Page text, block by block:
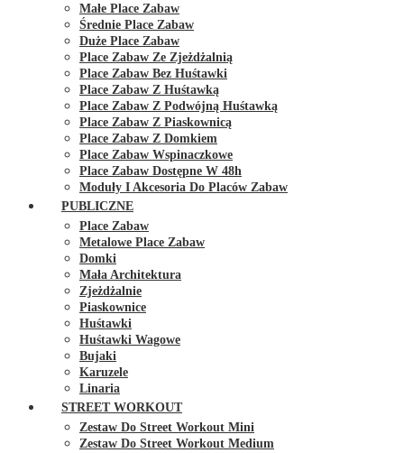
Małe Place Zabaw
Średnie Place Zabaw
Duże Place Zabaw
Place Zabaw Ze Zjeżdżalnią
Place Zabaw Bez Huśtawki
Place Zabaw Z Huśtawką
Place Zabaw Z Podwójną Huśtawką
Place Zabaw Z Piaskownicą
Place Zabaw Z Domkiem
Place Zabaw Wspinaczkowe
Place Zabaw Dostępne W 48h
Moduły I Akcesoria Do Placów Zabaw
PUBLICZNE
Place Zabaw
Metalowe Place Zabaw
Domki
Mała Architektura
Zjeżdżalnie
Piaskownice
Huśtawki
Huśtawki Wagowe
Bujaki
Karuzele
Linaria
STREET WORKOUT
Zestaw Do Street Workout Mini
Zestaw Do Street Workout Medium